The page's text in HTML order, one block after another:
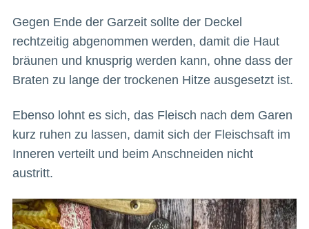
Gegen Ende der Garzeit sollte der Deckel
rechtzeitig abgenommen werden, damit die Haut
bräunen und knusprig werden kann, ohne dass der
Braten zu lange der trockenen Hitze ausgesetzt ist.
Ebenso lohnt es sich, das Fleisch nach dem Garen
kurz ruhen zu lassen, damit sich der Fleischsaft im
Inneren verteilt und beim Anschneiden nicht
austritt.